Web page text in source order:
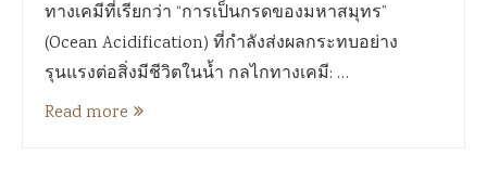
ทางเคมีที่เรียกว่า “การเป็นกรดของมหาสมุทร”
(Ocean Acidification) ที่กำลังส่งผลกระทบอย่าง
รุนแรงต่อสิ่งมีชีวิตในน้ำ กลไกทางเคมี: …
Read more